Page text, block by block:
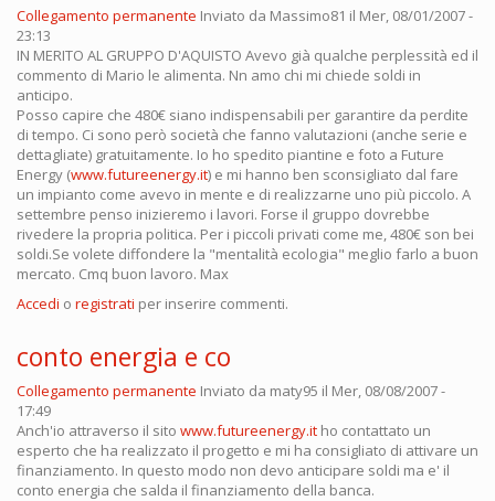
Collegamento permanente Inviato da Massimo81 il Mer, 08/01/2007 -
23:13
IN MERITO AL GRUPPO D'AQUISTO Avevo già qualche perplessità ed il
commento di Mario le alimenta. Nn amo chi mi chiede soldi in
anticipo.
Posso capire che 480€ siano indispensabili per garantire da perdite
di tempo. Ci sono però società che fanno valutazioni (anche serie e
dettagliate) gratuitamente. Io ho spedito piantine e foto a Future
Energy (www.futureenergy.it) e mi hanno ben sconsigliato dal fare
un impianto come avevo in mente e di realizzarne uno più piccolo. A
settembre penso inizieremo i lavori. Forse il gruppo dovrebbe
rivedere la propria politica. Per i piccoli privati come me, 480€ son bei
soldi.Se volete diffondere la "mentalità ecologia" meglio farlo a buon
mercato. Cmq buon lavoro. Max
Accedi o registrati per inserire commenti.
conto energia e co
Collegamento permanente Inviato da maty95 il Mer, 08/08/2007 -
17:49
Anch'io attraverso il sito www.futureenergy.it ho contattato un
esperto che ha realizzato il progetto e mi ha consigliato di attivare un
finanziamento. In questo modo non devo anticipare soldi ma e' il
conto energia che salda il finanziamento della banca.